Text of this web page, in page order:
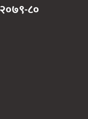
८०